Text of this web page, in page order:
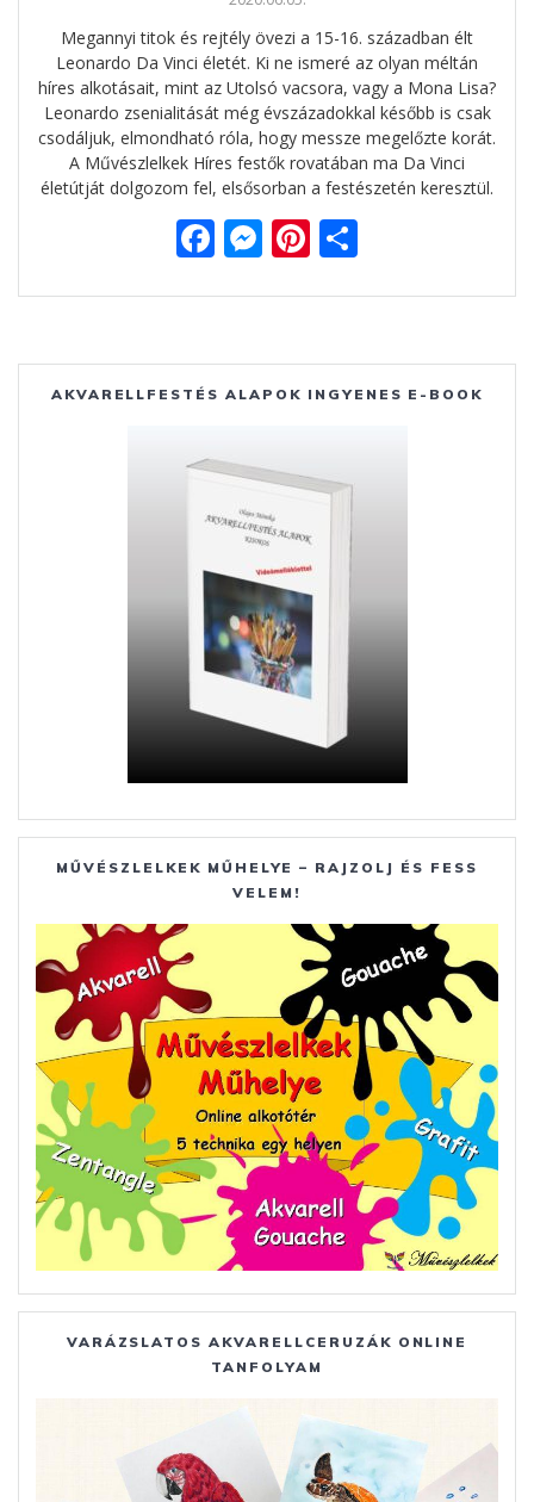
Megannyi titok és rejtély övezi a 15-16. században élt
Leonardo Da Vinci életét. Ki ne ismeré az olyan méltán
híres alkotásait, mint az Utolsó vacsora, vagy a Mona Lisa?
Leonardo zsenialitását még évszázadokkal később is csak
csodáljuk, elmondható róla, hogy messze megelőzte korát.
A Művészlelkek Híres festők rovatában ma Da Vinci
életútját dolgozom fel, elsősorban a festészetén keresztül.
F
e
b
o
k
M
ss
e
n
er
Pi
er
e
st
za
m
e
AKVARELLFESTÉS ALAPOK INGYENES E-BOOK
MŰVÉSZLELKEK MŰHELYE – RAJZOLJ ÉS FESS
VELEM!
VARÁZSLATOS AKVARELLCERUZÁK ONLINE
TANFOLYAM